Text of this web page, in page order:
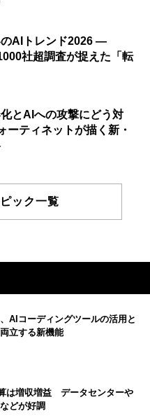
AIトレンド2026 ―
社超調査が捉えた「転
とAIへの攻撃にどう対
ティネットが描く新・
ック一覧
AIコーディングツールの活用と
立する新機能
は増収増益 データセンターや
どが好調